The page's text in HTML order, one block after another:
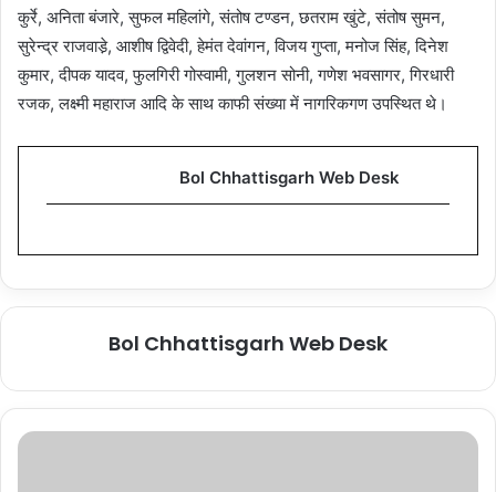
कुर्रे, अनिता बंजारे, सुफल महिलांगे, संतोष टण्डन, छतराम खुंटे, संतोष सुमन,
सुरेन्द्र राजवाडे़, आशीष द्विवेदी, हेमंत देवांगन, विजय गुप्ता, मनोज सिंह, दिनेश
कुमार, दीपक यादव, फुलगिरी गोस्वामी, गुलशन सोनी, गणेश भवसागर, गिरधारी
रजक, लक्ष्मी महाराज आदि के साथ काफी संख्या में नागरिकगण उपस्थित थे।
Bol Chhattisgarh Web Desk
Bol Chhattisgarh Web Desk